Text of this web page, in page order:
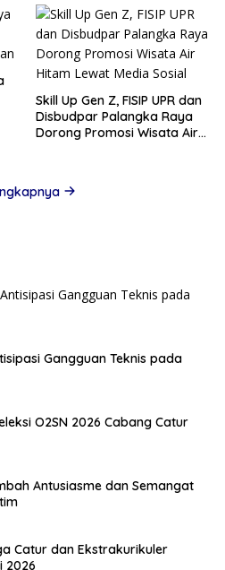
Skill Up Gen Z, FISIP UPR dan
Disbudpar Palangka Raya
Dorong Promosi Wisata Air
Gangguan Teknis pada
O2SN 2026 Cabang Catur
Antusiasme dan Semangat
Catur dan Ekstrakurikuler
2026